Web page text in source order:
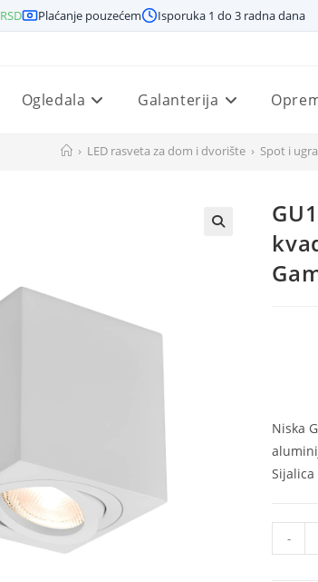
RSD Plaćanje pouzećem Isporuka 1 do 3 radna dana
Ogledala Galanterija
› LED rasveta za dom i dvorište › Spot i
Niska
Sijalica
-